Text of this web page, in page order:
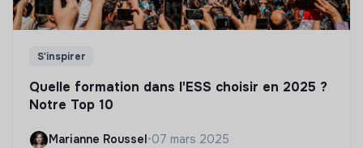
S'inspirer
Quelle formation dans l'ESS choisir en 2025 ?
Notre Top 10
Marianne Roussel •07 mars 2025